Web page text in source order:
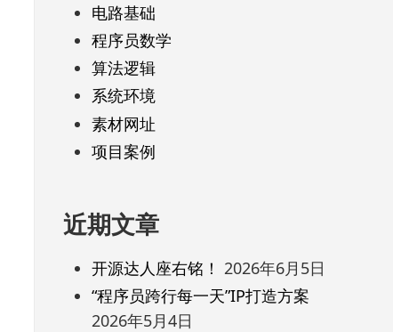
电路基础
程序员数学
算法逻辑
系统环境
素材网址
项目案例
近期文章
开源达人座右铭！ 2026年6月5日
“程序员跨行每一天”IP打造方案
2026年5月4日